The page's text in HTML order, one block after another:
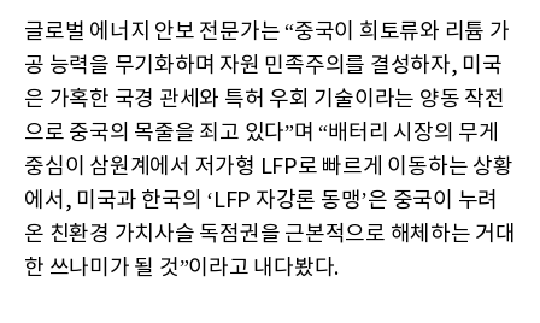
글로벌 에너지 안보 전문가는 “중국이 희토류와 리튬 가
공 능력을 무기화하며 자원 민족주의를 결성하자, 미국
은 가혹한 국경 관세와 특허 우회 기술이라는 양동 작전
으로 중국의 목줄을 죄고 있다”며 “배터리 시장의 무게
중심이 삼원계에서 저가형 LFP로 빠르게 이동하는 상황
에서, 미국과 한국의 ‘LFP 자강론 동맹’은 중국이 누려
온 친환경 가치사슬 독점권을 근본적으로 해체하는 거대
한 쓰나미가 될 것”이라고 내다봤다.